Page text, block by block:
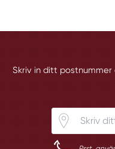
Skriv in ditt